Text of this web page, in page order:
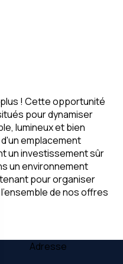
! Cette opportunité
pour dynamiser
lumineux et bien
emplacement
un investissement sûr
un environnement
pour organiser
de nos offres
Adresse